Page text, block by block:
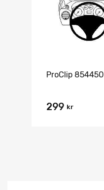
ProClip 854450
299 kr